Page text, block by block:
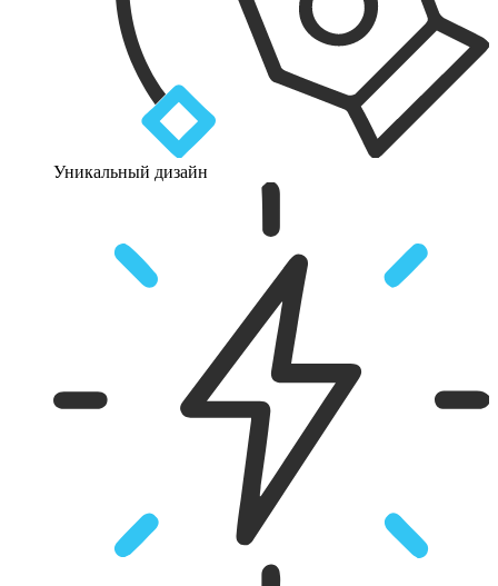
Уникальный дизайн